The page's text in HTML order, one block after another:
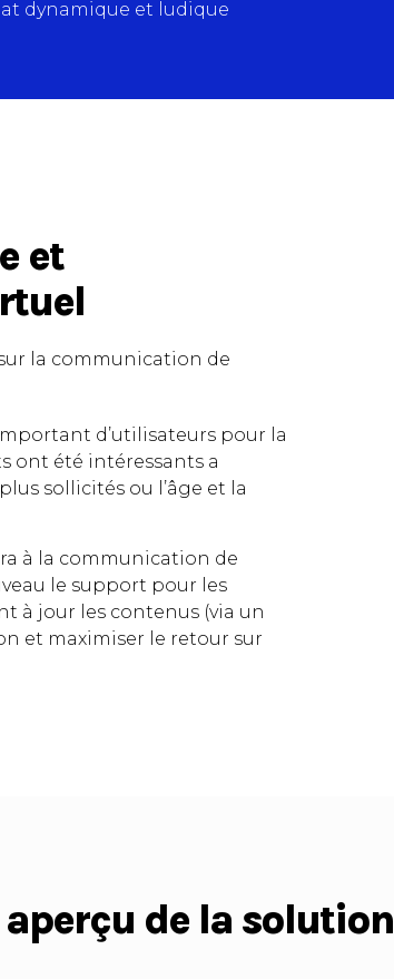
dynamique et ludique
et
la communication de
d’utilisateurs pour la
ont été intéressants a
sollicités ou l’âge et la
à la communication de
le support pour les
à jour les contenus (via un
et maximiser le retour sur
aperçu de la solution